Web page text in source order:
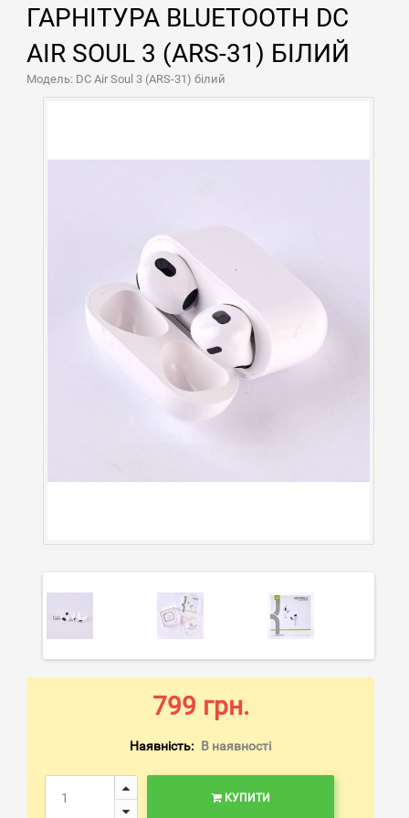
ГАРНІТУРА BLUETOOTH DC
AIR SOUL 3 (ARS-31) БІЛИЙ
Модель: DC Air Soul 3 (ARS-31) білий
799 грн.
Наявність: В наявності
КУПИТИ